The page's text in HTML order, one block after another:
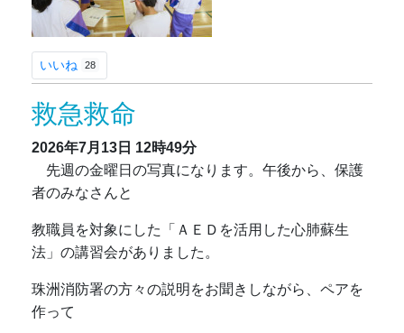
いいね 28
救急救命
2026年7月13日 12時49分
先週の金曜日の写真になります。午後から、保護
者のみなさんと
教職員を対象にした「ＡＥＤを活用した心肺蘇生
法」の講習会がありました。
珠洲消防署の方々の説明をお聞きしながら、ペアを
作って